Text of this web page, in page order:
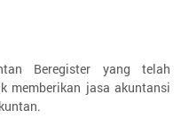
Beregister yang telah
memberikan jasa akuntansi